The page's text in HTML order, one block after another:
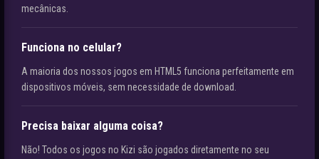
mecânicas.
Funciona no celular?
A maioria dos nossos jogos em HTML5 funciona perfeitamente em
dispositivos móveis, sem necessidade de download.
Precisa baixar alguma coisa?
Não! Todos os jogos no Kizi são jogados diretamente no seu